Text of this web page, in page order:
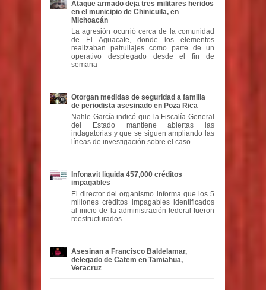
Ataque armado deja tres militares heridos
en el municipio de Chinicuila, en
Michoacán
La agresión ocurrió cerca de la comunidad
de El Aguacate, donde los elementos
realizaban patrullajes como parte de un
operativo desplegado desde el fin de
semana
Otorgan medidas de seguridad a familia
de periodista asesinado en Poza Rica
Nahle García indicó que la Fiscalía General
del Estado mantiene abiertas las
indagatorias y que se siguen ampliando las
líneas de investigación sobre el caso.
Infonavit liquida 457,000 créditos
impagables
El director del organismo informa que los 5
millones créditos impagables identificados
al inicio de la administración federal fueron
reestructurados.
Asesinan a Francisco Baldelamar,
delegado de Catem en Tamiahua,
Veracruz